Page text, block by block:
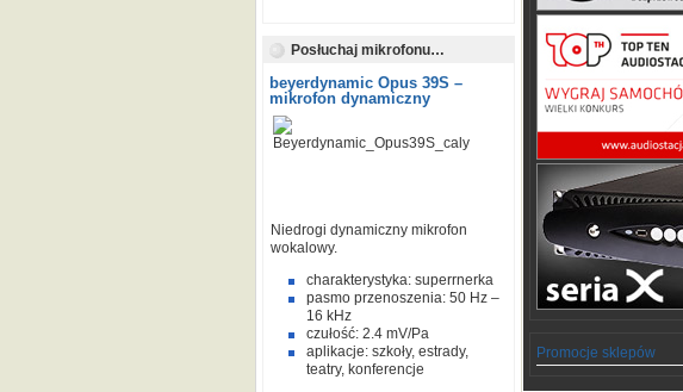
Posłuchaj mikrofonu…
beyerdynamic Opus 39S –
mikrofon dynamiczny
Niedrogi dynamiczny mikrofon
wokalowy.
charakterystyka: superrnerka
pasmo przenoszenia: 50 Hz –
16 kHz
czułość: 2.4 mV/Pa
aplikacje: szkoły, estrady,
teatry, konferencje
Promocje sklepów